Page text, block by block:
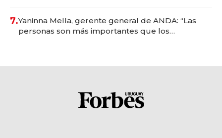
7.Yaninna Mella, gerente general de ANDA: “Las
personas son más importantes que los